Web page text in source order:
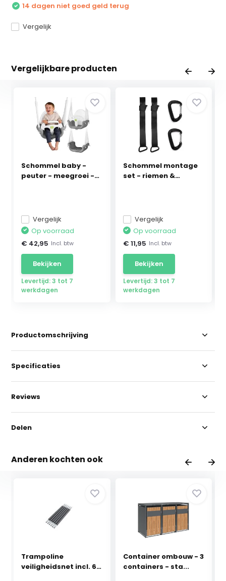
14 dagen niet goed geld terug
Vergelijk
Vergelijkbare producten
Schommel baby -
peuter - meegroei -
Vergelijk
Op voorraad
€ 42,95 Incl. btw
Bekijken
Levertijd: 3 tot 7
werkdagen
Schommel montage
set - riemen &
Vergelijk
Op voorraad
€ 11,95 Incl. btw
Bekijken
Levertijd: 3 tot 7
werkdagen
Productomschrijving
Specificaties
Reviews
Delen
Anderen kochten ook
Trampoline
veiligheidsnet incl. 6
Container ombouw - 3
containers - sta...